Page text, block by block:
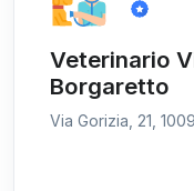
Veterinario
Borgaretto
Via Gorizia, 21,